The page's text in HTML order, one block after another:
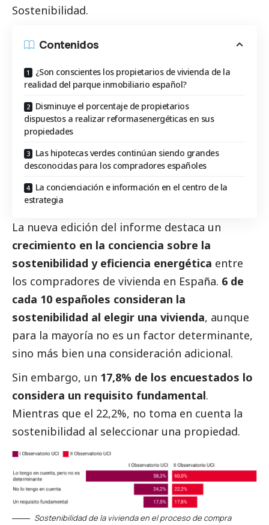
Sostenibilidad.
Contenidos
¿Son conscientes los propietarios de vivienda de la
realidad del parque inmobiliario español?
Disminuye el porcentaje de propietarios
dispuestos a realizar reformasenergéticas en sus
propiedades
Las hipotecas verdes continúan siendo grandes
desconocidas para los compradores españoles
La concienciación e información en el centro de la
estrategia
La nueva edición del informe destaca un
crecimiento en la conciencia sobre la
sostenibilidad y eficiencia energética entre
los compradores de vivienda en España. 6 de
cada 10 españoles consideran la
sostenibilidad al elegir una vivienda, aunque
para la mayoría no es un factor determinante,
sino más bien una consideración adicional.
Sin embargo, un 17,8% de los encuestados lo
considera un requisito fundamental.
Mientras que el 22,2%, no toma en cuenta la
sostenibilidad al seleccionar una propiedad.
Sostenibilidad de la vivienda en el proceso de compra